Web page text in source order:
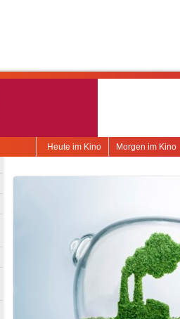
Morgen im Kino
Heute im Kino